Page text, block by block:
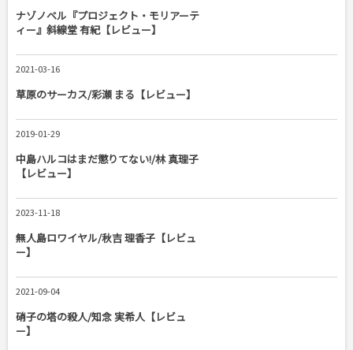
ナゾノベル『プロジェクト・モリアーテ
ィー』斜線堂 有紀【レビュー】
2021-03-16
草原のサーカス/彩瀬 まる【レビュー】
2019-01-29
中島ハルコはまだ懲りてない!/林 真理子
【レビュー】
2023-11-18
無人島ロワイヤル/秋吉 理香子【レビュ
ー】
2021-09-04
硝子の塔の殺人/知念 実希人【レビュ
ー】